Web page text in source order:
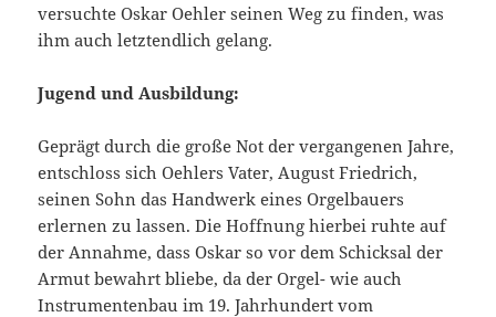
versuchte Oskar Oehler seinen Weg zu finden, was
ihm auch letztendlich gelang.
Jugend und Ausbildung:
Geprägt durch die große Not der vergangenen Jahre,
entschloss sich Oehlers Vater, August Friedrich,
seinen Sohn das Handwerk eines Orgelbauers
erlernen zu lassen. Die Hoffnung hierbei ruhte auf
der Annahme, dass Oskar so vor dem Schicksal der
Armut bewahrt bliebe, da der Orgel- wie auch
Instrumentenbau im 19. Jahrhundert vom